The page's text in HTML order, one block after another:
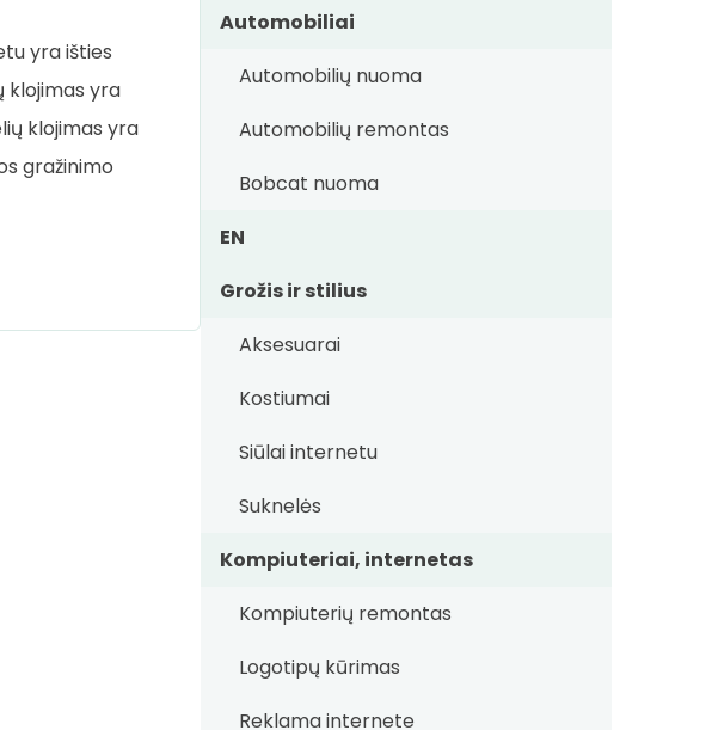
yra išties
klojimas yra
klojimas yra
gražinimo
Automobiliai
Automobilių nuoma
Automobilių remontas
Bobcat nuoma
EN
Grožis ir stilius
Aksesuarai
Kostiumai
Siūlai internetu
Suknelės
Kompiuteriai, internetas
Kompiuterių remontas
Logotipų kūrimas
Reklama internete